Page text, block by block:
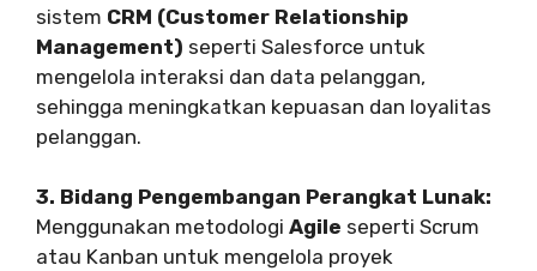
sistem CRM (Customer Relationship
Management) seperti Salesforce untuk
mengelola interaksi dan data pelanggan,
sehingga meningkatkan kepuasan dan loyalitas
pelanggan.
3. Bidang Pengembangan Perangkat Lunak:
Menggunakan metodologi Agile seperti Scrum
atau Kanban untuk mengelola proyek